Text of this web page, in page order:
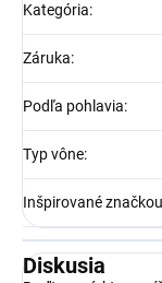
Kategória:
Záruka:
Podľa pohlavia:
Typ vône:
Inšpirované značkou
Diskusia